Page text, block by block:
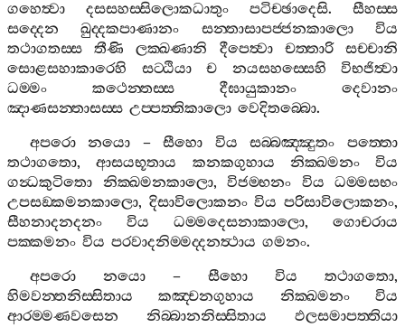
ගහෙත්‍වා
දසසහස‍්සිලොකධාතුං පටිච‍්ඡාදෙසි. සීහස‍්ස
සද‍්දෙන
ඛුද‍්දකපාණානං සන‍්තාසාපජ‍්ජනකාලො
විය
තථාගතස‍්ස
තීණි ලක‍්ඛණානි දීපෙත්‍වා චත‍්තාරි
සච‍්චානි
සොළසහාකාරෙහි
සට‍්ඨියා ච නයසහස‍්සෙහි
විභජිත්‍වා
ධම‍්මං
කථෙන‍්තස‍්ස දීඝායුකානං
දෙවානං
ඤාණසන‍්තාසස‍්ස උප‍්පත‍්තිකාලො වෙදිතබ‍්බො.
අපරො
නයො –සීහො විය සබ‍්බඤ‍්ඤුතං
පත‍්තො
තථාගතො,ආසයභූතාය කනකගුහාය නික‍්ඛමනං
විය
ගන්‍ධකුටිතො
නික‍්ඛමනකාලො, විජම‍්භනං විය
ධම‍්මසභං
උපසඞ‍්කමනකාලො, දිසාවිලොකනං විය පරිසාවිලොකනං,
සීහනාදනදනං
විය ධම‍්මදෙසනාකාලො, ගොචරාය
පක‍්කමනං විය පරවාදනිම‍්මද‍්දනත්‍ථාය ගමනං.
අපරො
නයො– සීහො විය තථාගතො,
හිමවන‍්තනිස‍්සිතාය
කඤ‍්චනගුහාය නික‍්ඛමනං
විය
ආරම‍්මණවසෙන
නිබ‍්බානනිස‍්සිතාය
ඵලසමාපත‍්තියා